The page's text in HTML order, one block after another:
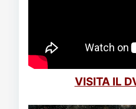
VISITA IL